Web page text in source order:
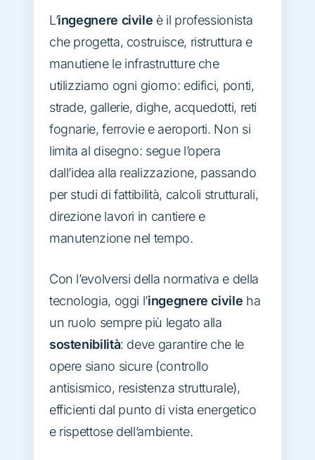
L’ingegnere civile è il professionista
che progetta, costruisce, ristruttura e
manutiene le infrastrutture che
utilizziamo ogni giorno: edifici, ponti,
strade, gallerie, dighe, acquedotti, reti
fognarie, ferrovie e aeroporti. Non si
limita al disegno: segue l’opera
dall’idea alla realizzazione, passando
per studi di fattibilità, calcoli strutturali,
direzione lavori in cantiere e
manutenzione nel tempo.
Con l’evolversi della normativa e della
tecnologia, oggi l’ingegnere civile ha
un ruolo sempre più legato alla
sostenibilità: deve garantire che le
opere siano sicure (controllo
antisismico, resistenza strutturale),
efficienti dal punto di vista energetico
e rispettose dell’ambiente.